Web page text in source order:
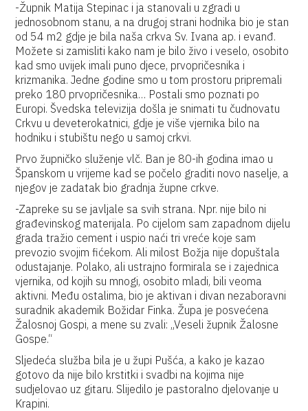
-Župnik Matija Stepinac i ja stanovali u zgradi u
jednosobnom stanu, a na drugoj strani hodnika bio je stan
od 54 m2 gdje je bila naša crkva Sv. Ivana ap. i evanđ.
Možete si zamisliti kako nam je bilo živo i veselo, osobito
kad smo uvijek imali puno djece, prvopričesnika i
krizmanika. Jedne godine smo u tom prostoru pripremali
preko 180 prvopričesnika… Postali smo poznati po
Europi. Švedska televizija došla je snimati tu čudnovatu
Crkvu u deveterokatnici, gdje je više vjernika bilo na
hodniku i stubištu nego u samoj crkvi.
Prvo župničko služenje vlč. Ban je 80-ih godina imao u
Španskom u vrijeme kad se počelo graditi novo naselje, a
njegov je zadatak bio gradnja župne crkve.
-Zapreke su se javljale sa svih strana. Npr. nije bilo ni
građevinskog materijala. Po cijelom sam zapadnom dijelu
grada tražio cement i uspio naći tri vreće koje sam
prevozio svojim fićekom. Ali milost Božja nije dopuštala
odustajanje. Polako, ali ustrajno formirala se i zajednica
vjernika, od kojih su mnogi, osobito mladi, bili veoma
aktivni. Među ostalima, bio je aktivan i divan nezaboravni
suradnik akademik Božidar Finka. Župa je posvećena
Žalosnoj Gospi, a mene su zvali: „Veseli župnik Žalosne
Gospe.“
Sljedeća služba bila je u župi Pušća, a kako je kazao
gotovo da nije bilo krstitki i svadbi na kojima nije
sudjelovao uz gitaru. Slijedilo je pastoralno djelovanje u
Krapini.